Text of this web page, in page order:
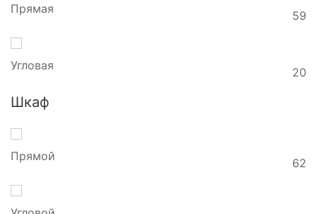
Прямая 59
Угловая 20
Шкаф
Прямой 62